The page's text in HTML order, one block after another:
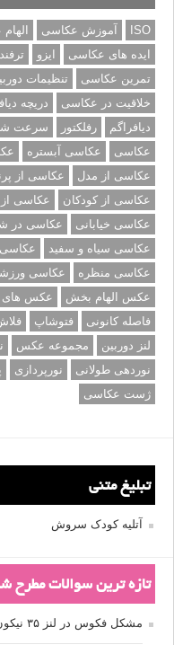
ISO آموزش عکاسی
ایده های عکاسی
ایزو
تمرین عکاسی
تنظیمات
خلاقیت در عکاسی
دریچه
دیافراگم
رفلکتور سرعت
عکاسی
عکاسی آبستره
عکاسی از مدل
عکاسی از
عکاسی از کودکان
عکاسی
عکاسی خیابانی
عکاسی در
عکاسی سیاه و سفید
عکاسی
عکاسی منظره
عکاسی
عکس الهام بخش
عکس های
فاصله کانونی
فتوشاپ
لنز دوربین
مجموعه عکس
نوردهی طولانی
نورپردازی
ژست عکاسی
تبلیغ متنی
آتلیه کودک سروش
تازه ترین سوالات مطرح
مشکل فکوس در لنز ۳۵ نیکون